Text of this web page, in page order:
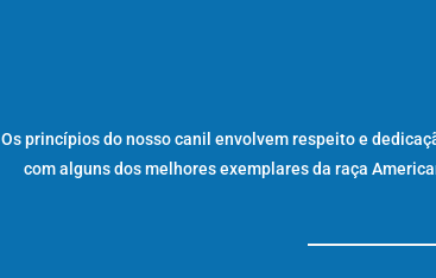
Os princípios do nosso canil envolvem respeito e
com alguns dos melhores exemplares da raça